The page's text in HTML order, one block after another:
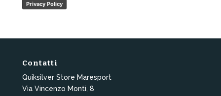
Privacy Policy
Contatti
Quiksilver Store Maresport
Via Vincenzo Monti, 8